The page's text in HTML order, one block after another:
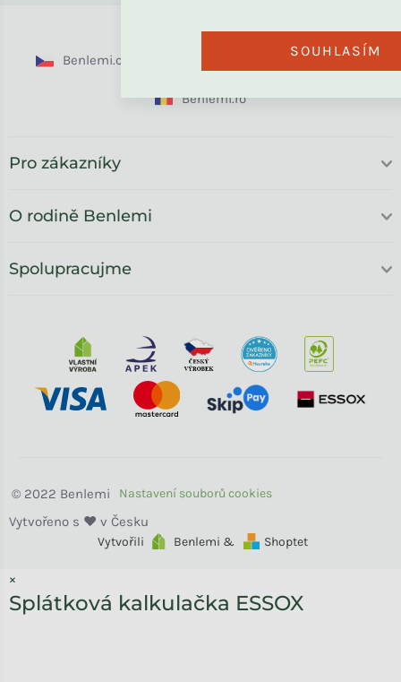
SOUHLASÍM
Benlemi.cz Benlemi.com
Benlemi.ro
Pro zákazníky
O rodině Benlemi
Spolupracujme
Vytvořili Benlemi & Shoptet
Benlemi
×
Splátková kalkulačka ESSOX